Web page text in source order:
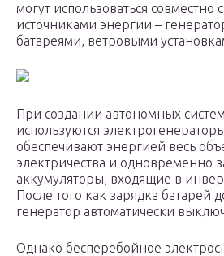
могут использоваться совместно
источниками энергии –
батареями, ветровыми
При создании автономных
используются
обеспечивают энергией весь
электричества и одновременно
аккумуляторы, входящие в
После того как зарядка батарей
генератор автоматически
Однако бесперебойное